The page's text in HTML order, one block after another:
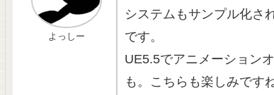
よっしー
システムもサンプル化さ
です。
UE5.5でアニメーション
も。こちらも楽しみですね